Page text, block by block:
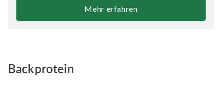
Mehr erfahren
Backprotein